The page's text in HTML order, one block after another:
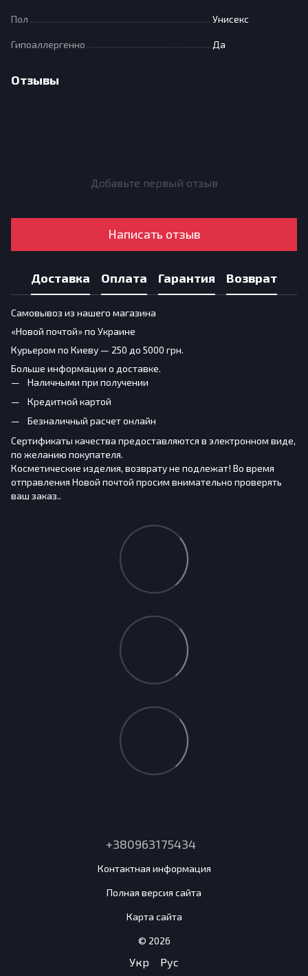
Пол Унисекс
Гипоаллергенно Да
Отзывы
Добавьте первый отзыв
Написать отзыв
Доставка Оплата Гарантия Возврат
Самовывоз из нашего магазина
«Новой почтой» по Украине
Курьером по Киеву — 250 до 5000 грн.
Больше информации о доставке.
Наличными при получении
Кредитной картой
Безналичный расчет онлайн
Сертификаты качества предоставляются в электронном виде,
по желанию покупателя.
Косметические изделия, возврату не подлежат! Во время
отправления Новой почтой просим внимательно проверять
ваш заказ..
+380963175434
Контактная информация
Полная версия сайта
Карта сайта
© 2026
Укр Рус